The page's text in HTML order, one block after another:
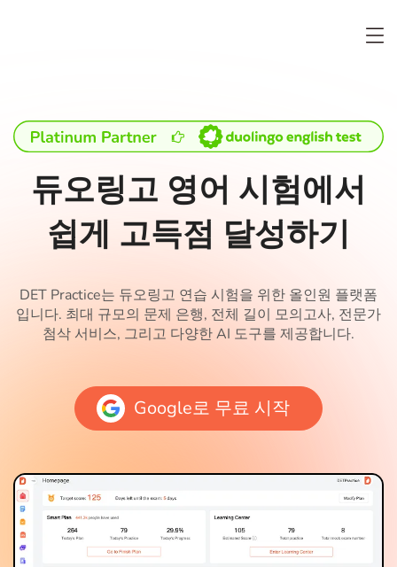
듀오링고 영어 시험에서
쉽게 고득점 달성하기
DET Practice는 듀오링고 연습 시험을 위한 올인원 플랫폼
입니다. 최대 규모의 문제 은행, 전체 길이 모의고사, 전문가
첨삭 서비스, 그리고 다양한 AI 도구를 제공합니다.
Google로 무료 시작